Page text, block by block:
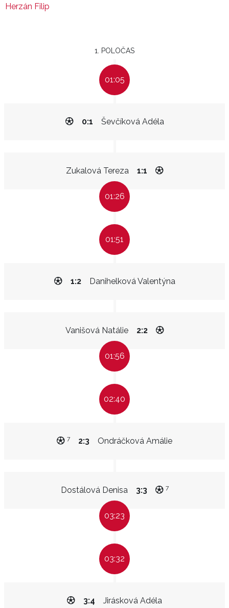
Herzán Filip
1. POLOČAS
01:05
Ševčíková Adéla
0:1
Zukalová Tereza 1:1
01:26
01:51
Danihelková Valentýna
1:2
Vanišová Natálie 2:2
01:56
02:40
Ondráčková Amálie
2:3
7
Dostálová Denisa 3:3 7
03:23
03:32
Jirásková Adéla
3:4